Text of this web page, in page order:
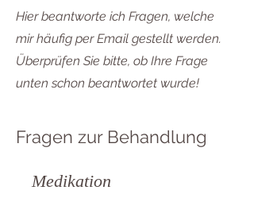
Hier beantworte ich Fragen, welche
mir häufig per Email gestellt werden.
Überprüfen Sie bitte, ob Ihre Frage
unten schon beantwortet wurde!
Fragen zur Behandlung
Medikation